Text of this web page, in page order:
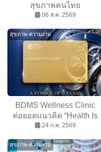
สุขภาพคนไทย
สถานเสาวภา
เตือนคนไทยเลิกคิดว่า ”ไม่
เป็นไร” ก่อนความชะล่าใจ
จะกลายเป็นมะเร็งร้าย
06 ส.ค. 2569
สุขภาพ-ความงาม
BDMS Wellness Clinic
ต่อยอดแนวคิด “Health Is
the Ultimate Wealth”
คุณค่าของสุขภาพและการ
24 ก.ค. 2569
สุขภาพ-ความงาม